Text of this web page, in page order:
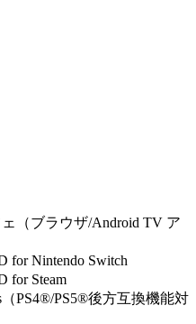
（ブラウザ/Android TV ア
for Nintendo Switch
for Steam
PS4®/PS5®後方互換機能対